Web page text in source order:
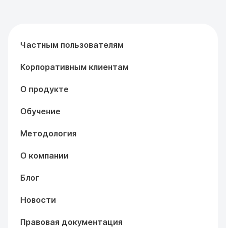
Частным пользователям
Корпоративным клиентам
О продукте
Обучение
Методология
О компании
Блог
Новости
Правовая документация